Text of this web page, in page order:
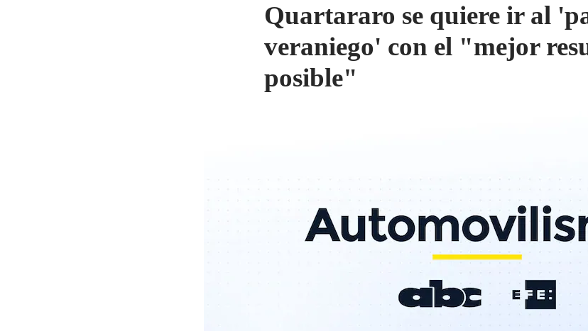
Quartararo se quiere ir al
veraniego' con el "mejor
posible"